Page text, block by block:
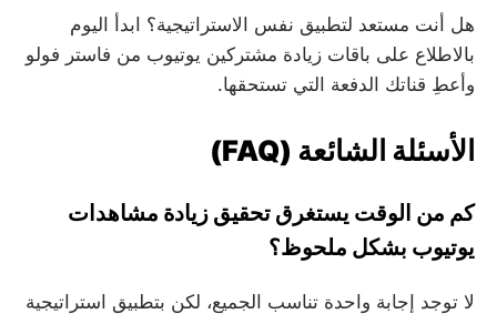
هل أنت مستعد لتطبيق نفس الاستراتيجية؟ ابدأ اليوم
بالاطلاع على باقات زيادة مشتركين يوتيوب من فاستر فولو
وأعطِ قناتك الدفعة التي تستحقها.
الأسئلة الشائعة (FAQ)
كم من الوقت يستغرق تحقيق زيادة مشاهدات
يوتيوب بشكل ملحوظ؟
لا توجد إجابة واحدة تناسب الجميع، لكن بتطبيق استراتيجية